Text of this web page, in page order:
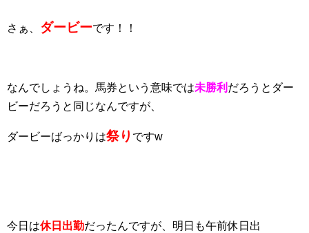
さぁ、 ダービーです！！
なんでしょうね。馬券という意味では未勝利 だろうとダー
ビーだろうと同じなんですが、
ダービーばっかりは祭り ですw
今日は休日出勤だったんですが、明日も午前休日出